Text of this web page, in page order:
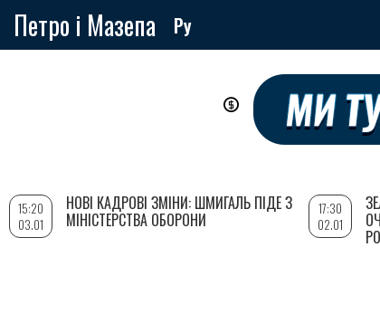
Петро і Мазепа Ру
15:20
03.01
НОВІ КАДРОВІ ЗМІНИ: ШМИГАЛЬ ПІДЕ З
МІНІСТЕРСТВА ОБОРОНИ
17:30
02.01